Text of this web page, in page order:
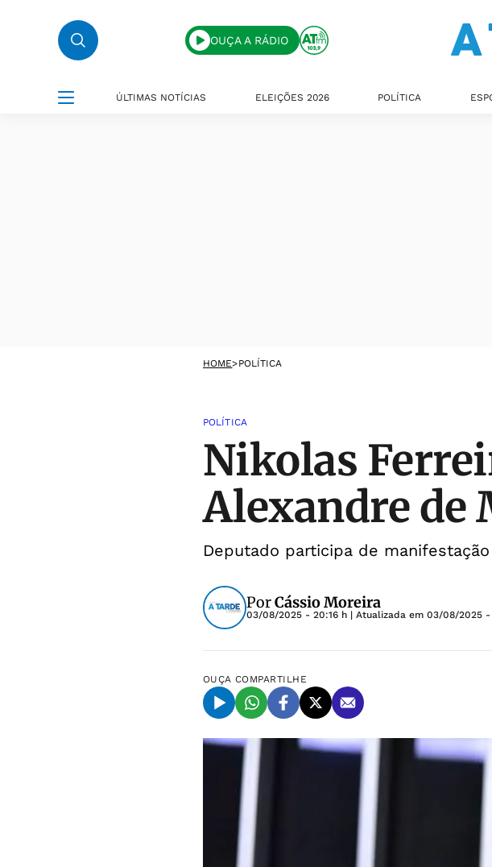
OUÇA A RÁDIO
ÚLTIMAS NOTÍCIAS ELEIÇÕES 2026 POLÍTICA
HOME>POLÍTICA
POLÍTICA
Nikolas
Alexandre de
Deputado participa de
PorCássio Moreira
03/08/2025 - 20:16 h | Atualizada em 03/08/2025 -
OUÇA COMPARTILHE